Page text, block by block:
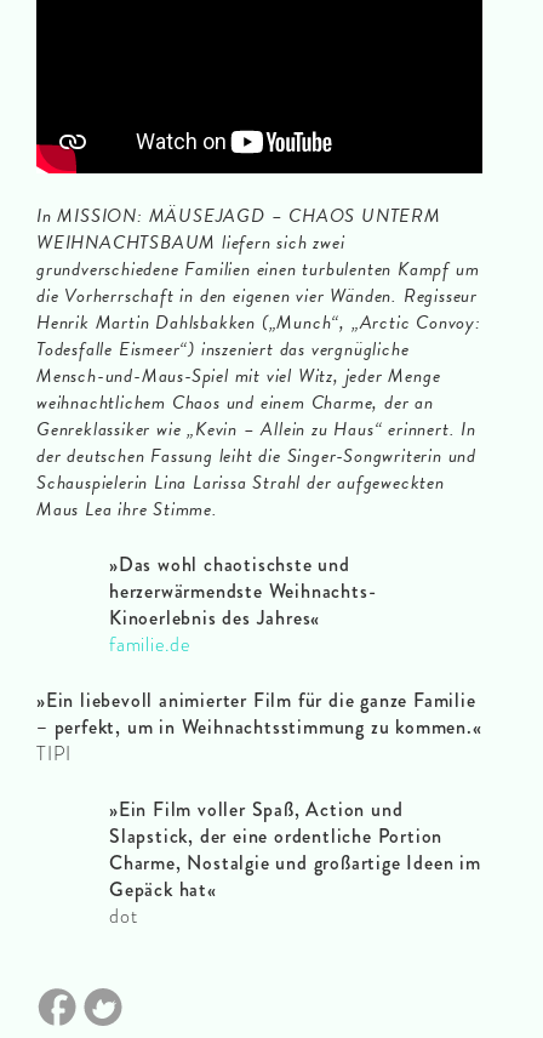
In MISSION: MÄUSEJAGD – CHAOS UNTERM
WEIHNACHTSBAUM liefern sich zwei
grundverschiedene Familien einen turbulenten Kampf um
die Vorherrschaft in den eigenen vier Wänden. Regisseur
Henrik Martin Dahlsbakken („Munch“, „Arctic Convoy:
Todesfalle Eismeer“) inszeniert das vergnügliche
Mensch-und-Maus-Spiel mit viel Witz, jeder Menge
weihnachtlichem Chaos und einem Charme, der an
Genreklassiker wie „Kevin – Allein zu Haus“ erinnert. In
der deutschen Fassung leiht die Singer-Songwriterin und
Schauspielerin Lina Larissa Strahl der aufgeweckten
Maus Lea ihre Stimme.
»Das wohl chaotischste und
herzerwärmendste Weihnachts-
Kinoerlebnis des Jahres«
familie.de
»Ein liebevoll animierter Film für die ganze Familie
– perfekt, um in Weihnachtsstimmung zu kommen.«
TIPI
»Ein Film voller Spaß, Action und
Slapstick, der eine ordentliche Portion
Charme, Nostalgie und großartige Ideen im
Gepäck hat«
dot